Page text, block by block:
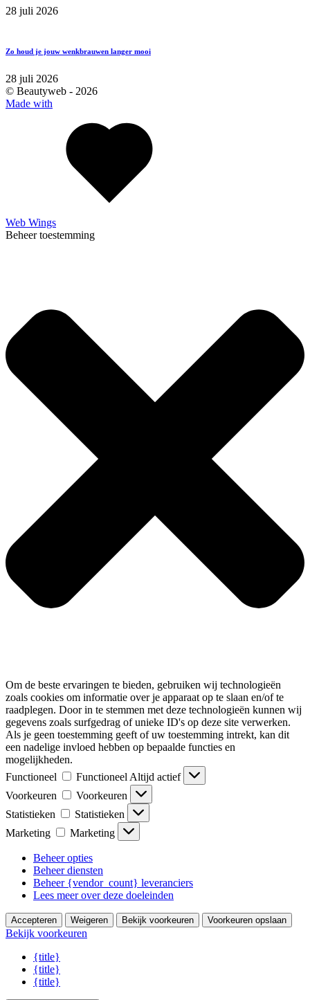
28 juli 2026
Zo houd je jouw wenkbrauwen langer mooi
28 juli 2026
© Beautyweb - 2026
Made with
Web Wings
Beheer toestemming
Om de beste ervaringen te bieden, gebruiken wij technologieën
zoals cookies om informatie over je apparaat op te slaan en/of te
raadplegen. Door in te stemmen met deze technologieën kunnen wij
gegevens zoals surfgedrag of unieke ID's op deze site verwerken.
Als je geen toestemming geeft of uw toestemming intrekt, kan dit
een nadelige invloed hebben op bepaalde functies en
mogelijkheden.
Functioneel
Functioneel Altijd actief
Voorkeuren
Voorkeuren
Statistieken
Statistieken
Marketing
Marketing
Beheer opties
Beheer diensten
Beheer {vendor_count} leveranciers
Lees meer over deze doeleinden
Accepteren Weigeren Bekijk voorkeuren Voorkeuren opslaan
Bekijk voorkeuren
{title}
{title}
{title}